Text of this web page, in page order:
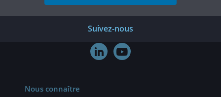
Suivez-nous
 
Nous connaître